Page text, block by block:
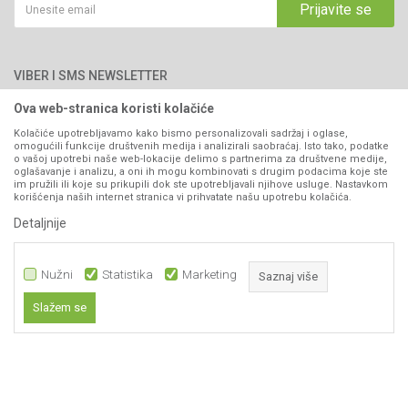
142,00
066/44-99-00
Kontakt
Kako kupiti
Isporuka
Pravo na odustajanje
Reklamacije
Povraćaj sredstava
Zamjena artikala
Plaćanje karticama
Prijavite se
VIBER I SMS NEWSLETTER
PRATITE NAS
Ova web-stranica koristi kolačiće
Kolačiće upotrebljavamo kako bismo personalizovali sadržaj i oglase,
omogućili funkcije društvenih medija i analizirali saobraćaj. Isto tako, podatke
o vašoj upotrebi naše web-lokacije delimo s partnerima za društvene medije,
oglašavanje i analizu, a oni ih mogu kombinovati s drugim podacima koje ste
im pružili ili koje su prikupili dok ste upotrebljavali njihove usluge. Nastavkom
korišćenja naših internet stranica vi prihvatate našu upotrebu kolačića.
Detaljnije
Nužni Statistika Marketing Saznaj više
Slažem se